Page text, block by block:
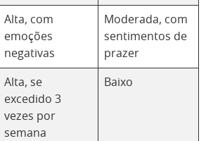
Alta, com
emoções
negativas
Moderada, com
sentimentos de
prazer
Alta, se
excedido 3
vezes por
semana
Baixo